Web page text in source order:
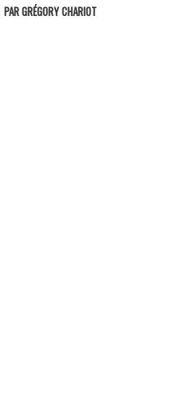
PARGRÉGORY CHARIOT